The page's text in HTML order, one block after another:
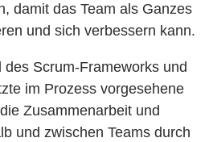
damit das Team als Ganzes
und sich verbessern kann.
Scrum-Frameworks und
im Prozess vorgesehene
Zusammenarbeit und
und zwischen Teams durch